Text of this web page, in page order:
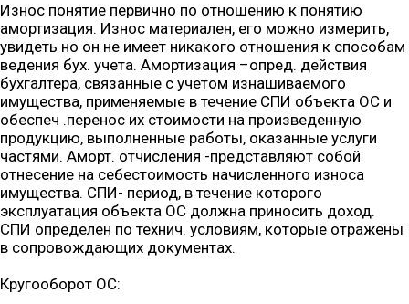
Износ понятие первично по отношению к понятию
амортизация. Износ материален, его можно измерить,
увидеть но он не имеет никакого отношения к способам
ведения бух. учета. Амортизация –опред. действия
бухгалтера, связанные с учетом изнашиваемого
имущества, применяемые в течение СПИ объекта ОС и
обеспеч .перенос их стоимости на произведенную
продукцию, выполненные работы, оказанные услуги
частями. Аморт. отчисления -представляют собой
отнесение на себестоимость начисленного износа
имущества. СПИ- период, в течение которого
эксплуатация объекта ОС должна приносить доход.
СПИ определен по технич. условиям, которые отражены
в сопровождающих документах.
Кругооборот ОС: